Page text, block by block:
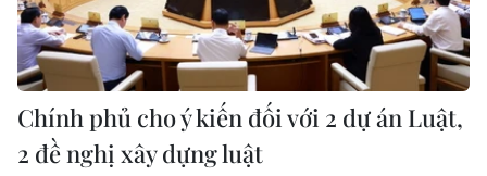
Chính phủ cho ý kiến đối với 2 dự án Luật,
2 đề nghị xây dựng luật